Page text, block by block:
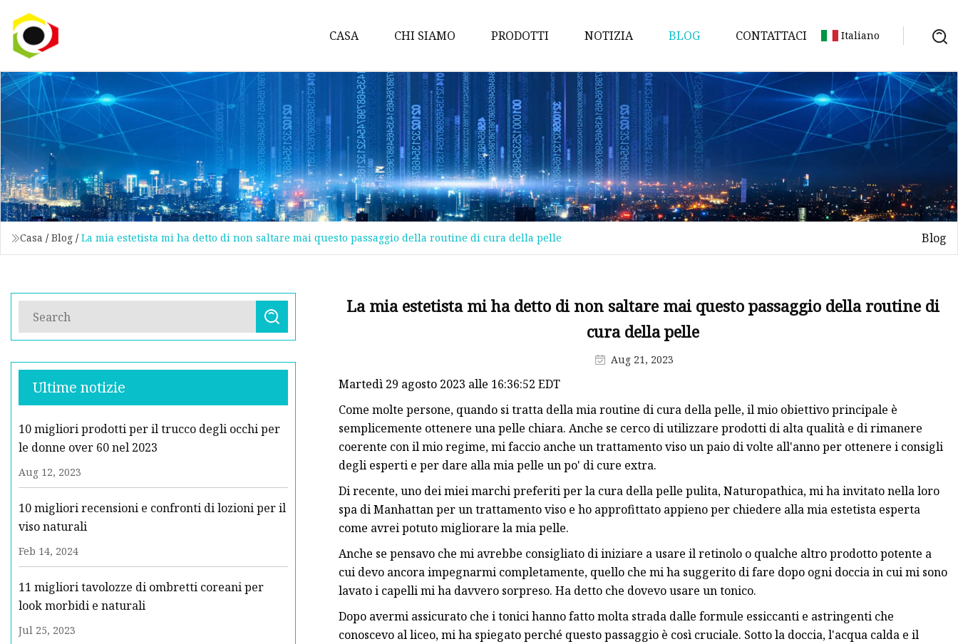
CASA CHI SIAMO PRODOTTI
Fai quale
Trucco per occhi
Trucco labbra
Trucco viso
Trucco per sopracciglia
Eyeliner
Protezione solare
Spruzzo nebulizzato
NOTIZIA BLOG CONTATTACI Italiano
Casa / Blog / La mia estetista mi ha detto di non saltare mai questo passaggio della routine di cura della pelle Blog
Ultime notizie
10 migliori prodotti per il trucco degli occhi per
le donne over 60 nel 2023
Aug 12, 2023
10 migliori recensioni e confronti di lozioni per il
viso naturali
Feb 14, 2024
11 migliori tavolozze di ombretti coreani per
look morbidi e naturali
Jul 25, 2023
La mia estetista mi ha detto di non saltare mai questo passaggio della routine di
cura della pelle
Aug 21, 2023
Martedì 29 agosto 2023 alle 16:36:52 EDT
Come molte persone, quando si tratta della mia routine di cura della pelle, il mio obiettivo principale è
semplicemente ottenere una pelle chiara. Anche se cerco di utilizzare prodotti di alta qualità e di rimanere
coerente con il mio regime, mi faccio anche un trattamento viso un paio di volte all'anno per ottenere i consigli
degli esperti e per dare alla mia pelle un po' di cure extra.
Di recente, uno dei miei marchi preferiti per la cura della pelle pulita, Naturopathica, mi ha invitato nella loro
spa di Manhattan per un trattamento viso e ho approfittato appieno per chiedere alla mia estetista esperta
come avrei potuto migliorare la mia pelle.
Anche se pensavo che mi avrebbe consigliato di iniziare a usare il retinolo o qualche altro prodotto potente a
cui devo ancora impegnarmi completamente, quello che mi ha suggerito di fare dopo ogni doccia in cui mi sono
lavato i capelli mi ha davvero sorpreso. Ha detto che dovevo usare un tonico.
Dopo avermi assicurato che i tonici hanno fatto molta strada dalle formule essiccanti e astringenti che
conoscevo al liceo, mi ha spiegato perché questo passaggio è così cruciale. Sotto la doccia, l'acqua calda e il